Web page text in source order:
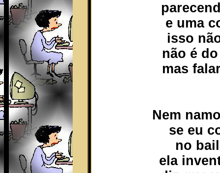
e uma
isso
não é
mas
Nem
se eu
no
ela